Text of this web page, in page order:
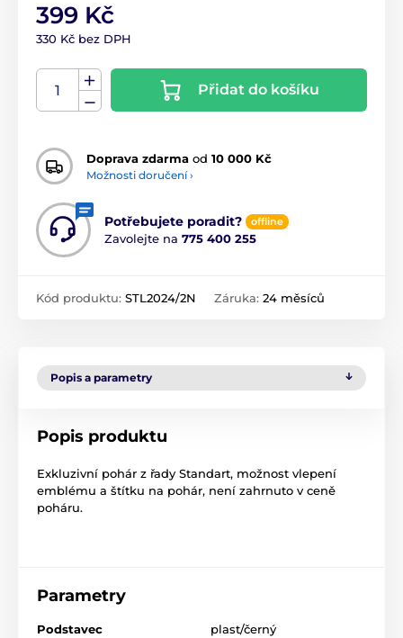
399 Kč
330 Kč bez DPH
Přidat do košíku
Doprava zdarma od 10 000 Kč
Možnosti doručení ›
Potřebujete poradit? offline
Zavolejte na 775 400 255
Kód produktu: STL2024/2N Záruka: 24 měsíců
Popis a parametry
Popis produktu
Exkluzivní pohár z řady Standart, možnost vlepení
emblému a štítku na pohár, není zahrnuto v ceně
poháru.
Parametry
Podstavec plast/černý